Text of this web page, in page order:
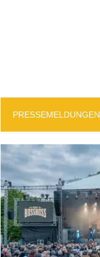
PRESSEMELDUNGEN